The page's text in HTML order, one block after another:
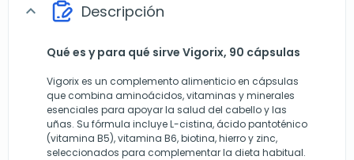
expand_more Descripción
Qué es y para qué sirve Vigorix, 90 cápsulas
Vigorix es un complemento alimenticio en cápsulas
que combina aminoácidos, vitaminas y minerales
esenciales para apoyar la salud del cabello y las
uñas. Su fórmula incluye L-cistina, ácido pantoténico
(vitamina B5), vitamina B6, biotina, hierro y zinc,
seleccionados para complementar la dieta habitual.